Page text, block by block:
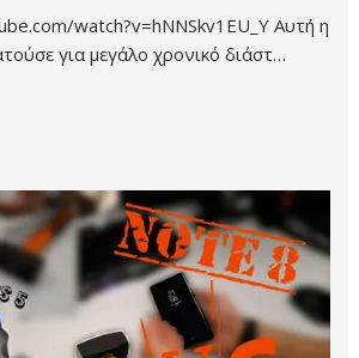
watch?v=hNNSkv1EU_Y Αυτή η
για μεγάλο χρονικό διάστ…